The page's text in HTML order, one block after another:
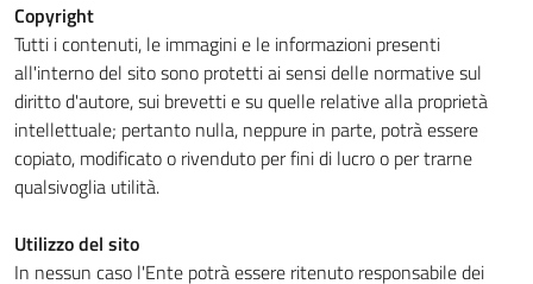
Copyright
Tutti i contenuti, le immagini e le informazioni presenti
all'interno del sito sono protetti ai sensi delle normative sul
diritto d'autore, sui brevetti e su quelle relative alla proprietà
intellettuale; pertanto nulla, neppure in parte, potrà essere
copiato, modificato o rivenduto per fini di lucro o per trarne
qualsivoglia utilità.
Utilizzo del sito
In nessun caso l'Ente potrà essere ritenuto responsabile dei